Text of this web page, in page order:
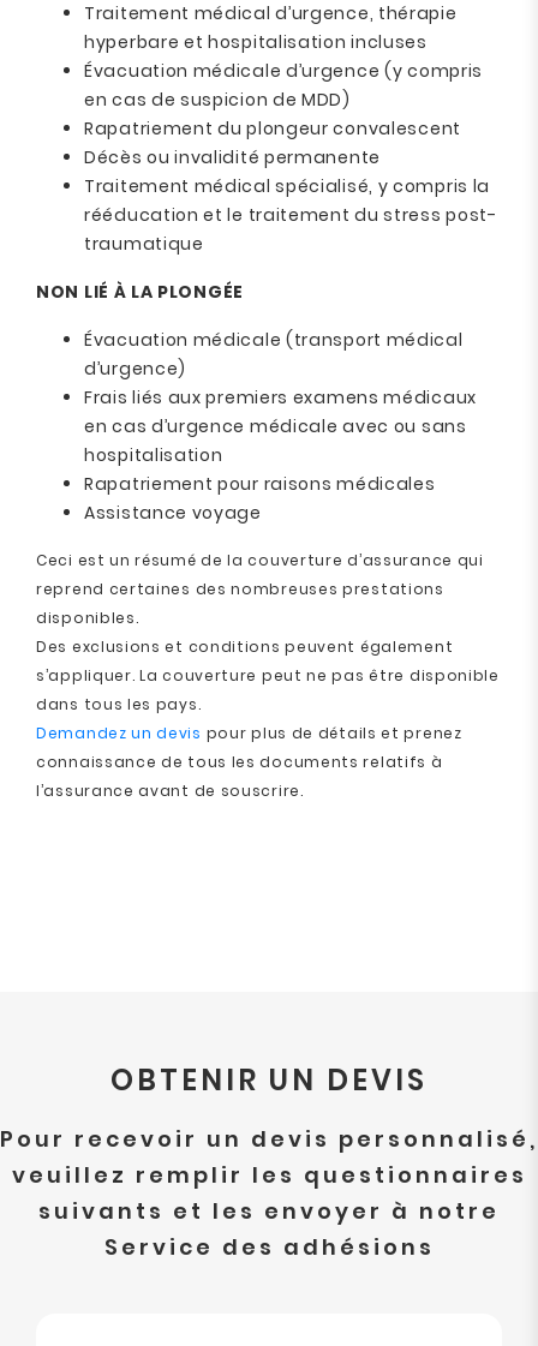
Traitement médical d’urgence, thérapie
hyperbare et hospitalisation incluses
Évacuation médicale d’urgence (y compris
en cas de suspicion de MDD)
Rapatriement du plongeur convalescent
Décès ou invalidité permanente
Traitement médical spécialisé, y compris la
rééducation et le traitement du stress post-
traumatique
NON LIÉ À LA PLONGÉE
Évacuation médicale (transport médical
d’urgence)
Frais liés aux premiers examens médicaux
en cas d’urgence médicale avec ou sans
hospitalisation
Rapatriement pour raisons médicales
Assistance voyage
Ceci est un résumé de la couverture d’assurance qui
reprend certaines des nombreuses prestations
disponibles.
Des exclusions et conditions peuvent également
s’appliquer. La couverture peut ne pas être disponible
dans tous les pays.
Demandez un devis pour plus de détails et prenez
connaissance de tous les documents relatifs à
l’assurance avant de souscrire.
OBTENIR UN DEVIS
Pour recevoir un devis personnalisé,
veuillez remplir les questionnaires
suivants et les envoyer à notre
Service des adhésions